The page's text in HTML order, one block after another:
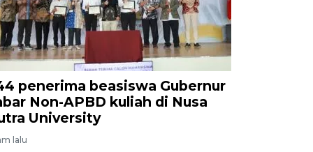
penerima beasiswa Gubernur
Non-APBD kuliah di Nusa
University
lalu